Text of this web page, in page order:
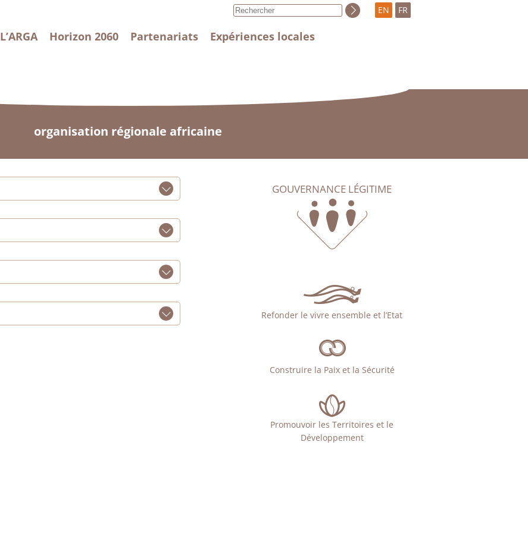
L’ARGA Horizon 2060 Partenariats Expériences locales
EN FR
organisation régionale africaine
GOUVERNANCE LÉGITIME
Refonder le vivre ensemble et l’Etat
Construire la Paix et la Sécurité
Promouvoir les Territoires et le
Développement